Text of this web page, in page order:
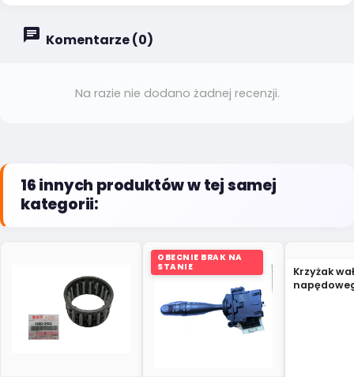
Komentarze (0)
Na razie nie dodano żadnej recenzji.
16 innych produktów w tej samej
kategorii:
OBECNIE BRAK NA
STANIE
Krzyżak